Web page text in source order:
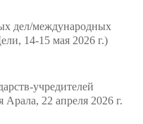
дел/международных
14-15 мая 2026 г.)
учредителей
22 апреля 2026 г.